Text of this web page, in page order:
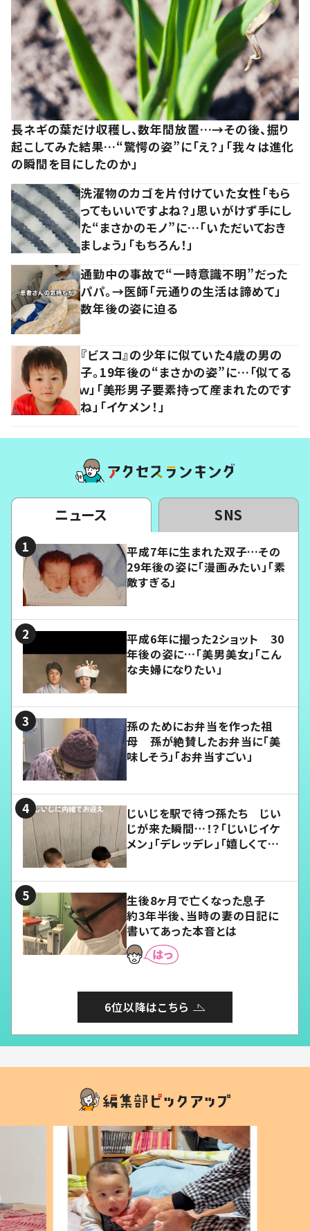
長ネギの葉だけ収穫し、数年間放置…→その後、掘り
起こしてみた結果…“驚愕の姿”に「え？」「我々は進化
の瞬間を目にしたのか」
洗濯物のカゴを片付けていた女性「もら
ってもいいですよね？」思いがけず手にし
た“まさかのモノ”に…「いただいておき
ましょう」「もちろん！」
通勤中の事故で“一時意識不明”だった
パパ。→医師「元通りの生活は諦めて」
数年後の姿に迫る
『ビスコ』の少年に似ていた4歳の男の
子。19年後の“まさかの姿”に…「似てる
ｗ」「美形男子要素持って産まれたのです
ね」「イケメン！」
ニュース SNS
平成7年に生まれた双子…その
29年後の姿に「漫画みたい」「素
敵すぎる」
平成6年に撮った2ショット 30
年後の姿に…「美男美女」「こん
な夫婦になりたい」
孫のためにお弁当を作った祖
母 孫が絶賛したお弁当に「美
味しそう」「お弁当すごい」
じいじを駅で待つ孫たち じい
じが来た瞬間…！？「じいじイケ
メン」「デレッデレ」「嬉しくて可
生後8ヶ月で亡くなった息子
約3年半後、当時の妻の日記に
書いてあった本音とは
6位以降はこちら